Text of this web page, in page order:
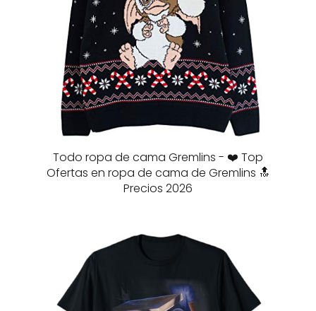
Todo ropa de cama Gremlins - ❤️ Top
Ofertas en ropa de cama de Gremlins 🔝
Precios 2026